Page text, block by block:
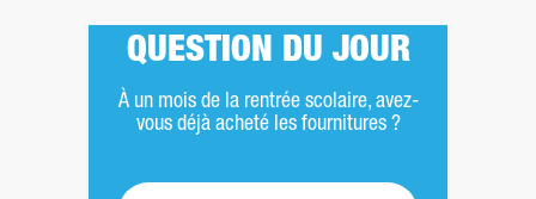
QUESTION DU JOUR
À un mois de la rentrée scolaire, avez-
vous déjà acheté les fournitures ?